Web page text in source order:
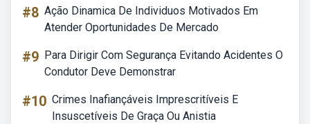
#8 Ação Dinamica De Individuos Motivados Em
Atender Oportunidades De Mercado
#9 Para Dirigir Com Segurança Evitando Acidentes O
Condutor Deve Demonstrar
#10 Crimes Inafiançáveis Imprescritíveis E
Insuscetíveis De Graça Ou Anistia